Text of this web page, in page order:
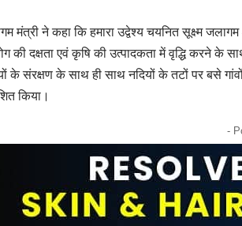
मंत्री ने कहा कि हमारा उद्वेश्य चयनित सूक्ष्म
की दक्षता एवं कृषि की उत्पादकता में वृद्धि करने के
के संरक्षण के साथ ही साथ नदियों के तटों पर बसे
किया।
-